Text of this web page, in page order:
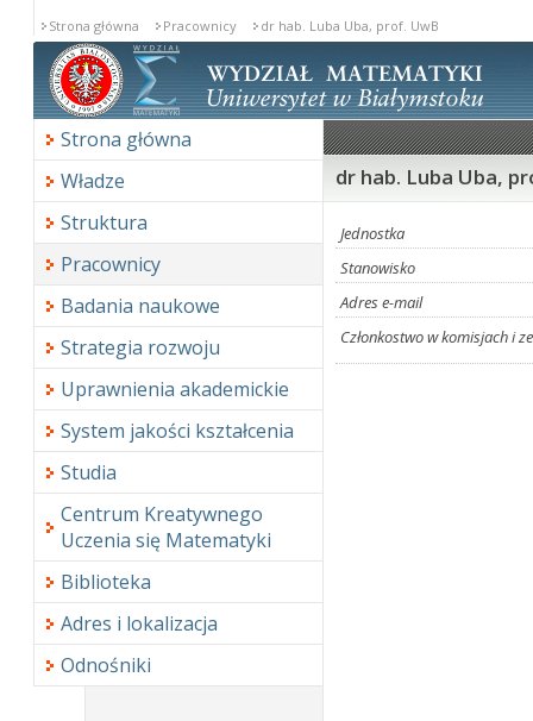
Strona główna Pracownicy dr hab. Luba Uba, prof. UwB
Strona główna
Władze
Struktura
Pracownicy
Badania naukowe
Strategia rozwoju
Uprawnienia akademickie
System jakości kształcenia
Studia
Centrum Kreatywnego
Uczenia się Matematyki
Biblioteka
Adres i lokalizacja
Odnośniki
dr hab. Luba Uba,
Jednostka
Stanowisko
Adres e-mail
Członkostwo w komisjach i